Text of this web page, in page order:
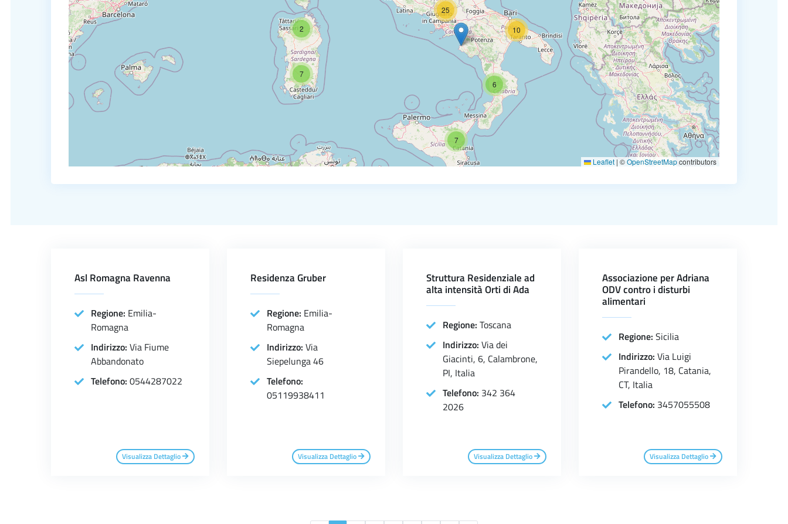
2
7
25
6
10
7
Leaflet | ©OpenStreetMapcontributors
Asl Romagna Ravenna
Regione: Emilia-
Romagna
Indirizzo: Via Fiume
Abbandonato
Telefono: 0544287022
Visualizza Dettaglio
Residenza Gruber
Regione: Emilia-
Romagna
Indirizzo: Via
Siepelunga 46
Telefono:
05119938411
Visualizza Dettaglio
Struttura Residenziale ad
alta intensità Orti di Ada
Regione: Toscana
Indirizzo: Via dei
Giacinti, 6, Calambrone,
PI, Italia
Telefono: 342 364
2026
Visualizza Dettaglio
Associazione per Adriana
ODV contro i disturbi
alimentari
Regione: Sicilia
Indirizzo: Via Luigi
Pirandello, 18, Catania,
CT, Italia
Telefono: 3457055508
Visualizza Dettaglio